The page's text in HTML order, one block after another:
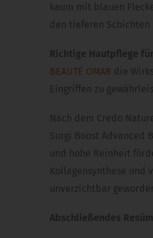
kaum mit blauen
den tieferen Schichten
Richtige Hautpflege
BEAUTÉ OMAR die
Eingriffen zu
Nach dem Credo
Surgi Boost Advanced
und hohe Reinheit
Kollagensynthese und
unverzichtbar
Abschließendes